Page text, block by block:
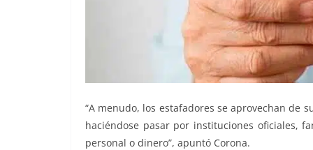
“A menudo, los estafadores se aprovechan de
haciéndose pasar por instituciones oficiales,
personal o dinero”, apuntó Corona.